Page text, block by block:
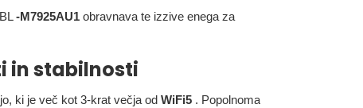
-M7925AU1 obravnava te izzive enega za
in stabilnosti
ki je več kot 3-krat večja od WiFi5 . Popolnoma